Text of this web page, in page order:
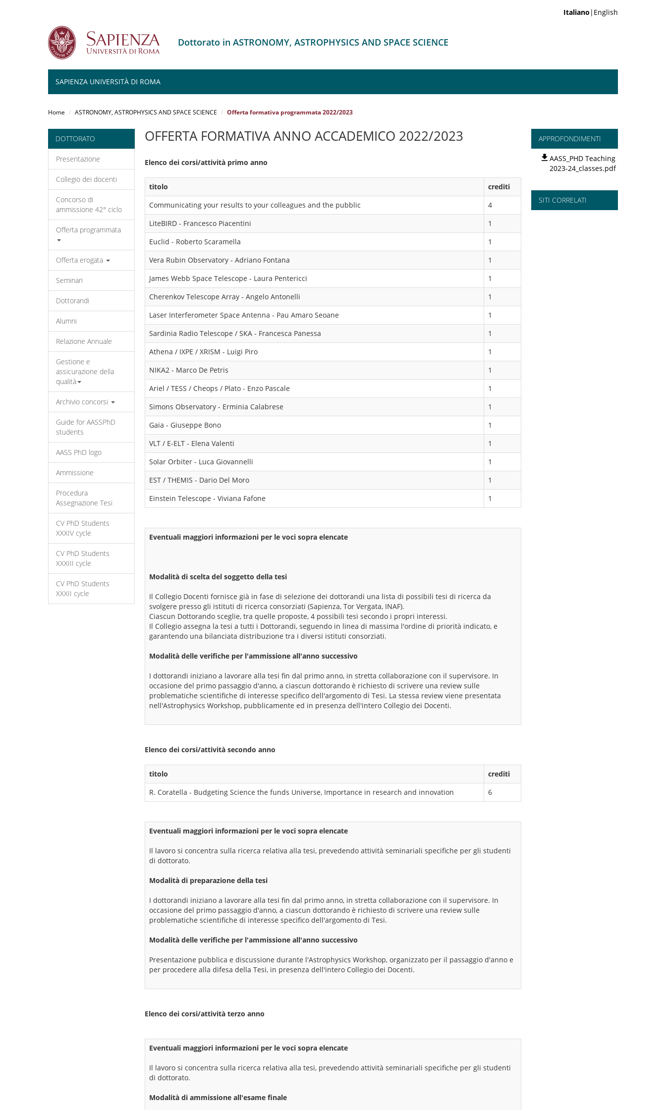
Italiano |English
Dottorato in ASTRONOMY, ASTROPHYSICS AND SPACE SCIENCE
SAPIENZA UNIVERSITÀ DI ROMA
Home ASTRONOMY, ASTROPHYSICS AND SPACE SCIENCE Offerta formativa programmata 2022/2023
DOTTORATO
Presentazione
Collegio dei docenti
Concorso di
ammissione 42° ciclo
Offerta programmata
Offerta erogata
Seminari
Dottorandi
Alumni
Relazione Annuale
Gestione e
assicurazione della
qualità
Archivio concorsi
Guide for AASSPhD
students
AASS PhD logo
Ammissione
Procedura
Assegnazione Tesi
CV PhD Students
XXXIV cycle
CV PhD Students
XXXIII cycle
CV PhD Students
XXXII cycle
OFFERTA FORMATIVA ANNO ACCADEMICO 2022/2023
Elenco dei corsi/attività primo anno
titolo
crediti
Communicating your results to your colleagues and the pubblic
4
LiteBIRD - Francesco Piacentini
1
Euclid - Roberto Scaramella
1
Vera Rubin Observatory - Adriano Fontana
1
James Webb Space Telescope - Laura Pentericci
1
Cherenkov Telescope Array - Angelo Antonelli
1
Laser Interferometer Space Antenna - Pau Amaro Seoane
1
Sardinia Radio Telescope / SKA - Francesca Panessa
1
Athena / IXPE / XRISM - Luigi Piro
1
NIKA2 - Marco De Petris
1
Ariel / TESS / Cheops / Plato - Enzo Pascale
1
Simons Observatory - Erminia Calabrese
1
Gaia - Giuseppe Bono
1
VLT / E-ELT - Elena Valenti
1
Solar Orbiter - Luca Giovannelli
1
EST / THEMIS - Dario Del Moro
1
Einstein Telescope - Viviana Fafone
1
Eventuali maggiori informazioni per le voci sopra elencate
Modalità di scelta del soggetto della tesi
Il Collegio Docenti fornisce già in fase di selezione dei dottorandi una lista di possibili tesi di ricerca da
svolgere presso gli istituti di ricerca consorziati (Sapienza, Tor Vergata, INAF).
Ciascun Dottorando sceglie, tra quelle proposte, 4 possibili tesi secondo i propri interessi.
Il Collegio assegna la tesi a tutti i Dottorandi, seguendo in linea di massima l'ordine di priorità indicato, e
garantendo una bilanciata distribuzione tra i diversi istituti consorziati.
Modalità delle verifiche per l'ammissione all'anno successivo
I dottorandi iniziano a lavorare alla tesi fin dal primo anno, in stretta collaborazione con il supervisore. In
occasione del primo passaggio d'anno, a ciascun dottorando è richiesto di scrivere una review sulle
problematiche scientifiche di interesse specifico dell'argomento di Tesi. La stessa review viene presentata
nell'Astrophysics Workshop, pubblicamente ed in presenza dell'intero Collegio dei Docenti.
Elenco dei corsi/attività secondo anno
titolo
crediti
R. Coratella - Budgeting Science the funds Universe, Importance in research and innovation
6
Eventuali maggiori informazioni per le voci sopra elencate
Il lavoro si concentra sulla ricerca relativa alla tesi, prevedendo attività seminariali specifiche per gli studenti
di dottorato.
Modalità di preparazione della tesi
I dottorandi iniziano a lavorare alla tesi fin dal primo anno, in stretta collaborazione con il supervisore. In
occasione del primo passaggio d'anno, a ciascun dottorando è richiesto di scrivere una review sulle
problematiche scientifiche di interesse specifico dell'argomento di Tesi.
Modalità delle verifiche per l'ammissione all'anno successivo
Presentazione pubblica e discussione durante l'Astrophysics Workshop, organizzato per il passaggio d'anno e
per procedere alla difesa della Tesi, in presenza dell'intero Collegio dei Docenti.
Elenco dei corsi/attività terzo anno
Eventuali maggiori informazioni per le voci sopra elencate
Il lavoro si concentra sulla ricerca relativa alla tesi, prevedendo attività seminariali specifiche per gli studenti
di dottorato.
Modalità di ammissione all'esame finale
APPROFONDIMENTI
AASS_PHD Teaching
2023-24_classes.pdf
SITI CORRELATI